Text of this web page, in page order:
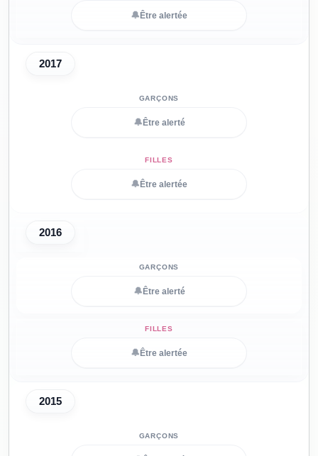
🔔 Être alertée
2017
🔔 Être alerté
🔔 Être alertée
2016
🔔 Être alerté
🔔 Être alertée
2015